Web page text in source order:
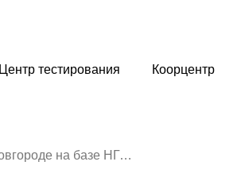
Центр тестирования Коорцентр
В Нижнем Новгороде на базе НГЛУ состоялось заседание межвузовской антинаркотической комиссии